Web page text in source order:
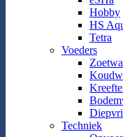
Hobby
HS
Tetra
Voeders
Techniek